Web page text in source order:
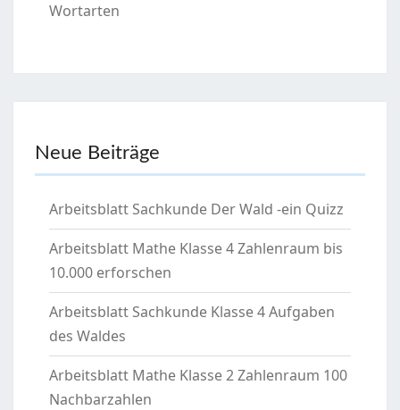
Wortarten
Neue Beiträge
Arbeitsblatt Sachkunde Der Wald -ein Quizz
Arbeitsblatt Mathe Klasse 4 Zahlenraum bis
10.000 erforschen
Arbeitsblatt Sachkunde Klasse 4 Aufgaben
des Waldes
Arbeitsblatt Mathe Klasse 2 Zahlenraum 100
Nachbarzahlen